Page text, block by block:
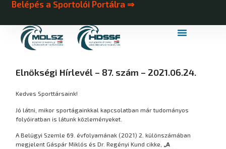
Belépés a Sportolói Portálra ⇒
Elnökségi Hírlevél – 87. szám – 2021.06.24.
Kedves Sporttársaink!
Jó látni, mikor sportágainkkal kapcsolatban már tudományos
folyóiratban is látunk közleményeket.
A Belügyi Szemle 69. évfolyamának (2021) 2. különszámában
megjelent Gáspár Miklós és Dr. Regényi Kund cikke, „A